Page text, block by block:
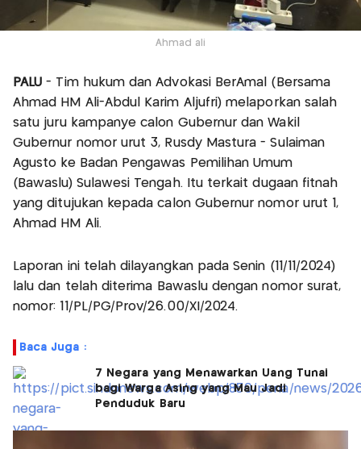
Ahmad ali
PALU - Tim hukum dan Advokasi BerAmal (Bersama
Ahmad HM Ali-Abdul Karim Aljufri) melaporkan salah
satu juru kampanye calon Gubernur dan Wakil
Gubernur nomor urut 3, Rusdy Mastura - Sulaiman
Agusto ke Badan Pengawas Pemilihan Umum
(Bawaslu) Sulawesi Tengah. Itu terkait dugaan fitnah
yang ditujukan kepada calon Gubernur nomor urut 1,
Ahmad HM Ali.
Laporan ini telah dilayangkan pada Senin (11/11/2024)
lalu dan telah diterima Bawaslu dengan nomor surat,
nomor: 11/PL/PG/Prov/26.00/XI/2024.
Baca Juga :
7 Negara yang Menawarkan Uang Tunai
bagi Warga Asing yang Mau Jadi
Penduduk Baru